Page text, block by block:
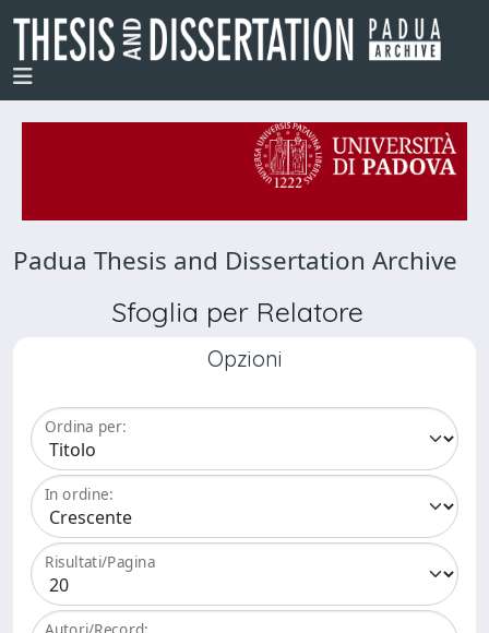
Padua Thesis and Dissertation Archive
Sfoglia per Relatore
Opzioni
Ordina per:
In ordine:
Risultati/Pagina